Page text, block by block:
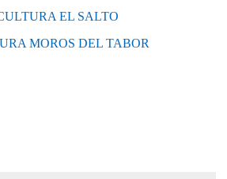
EL SALTO
MOROS DEL TABOR